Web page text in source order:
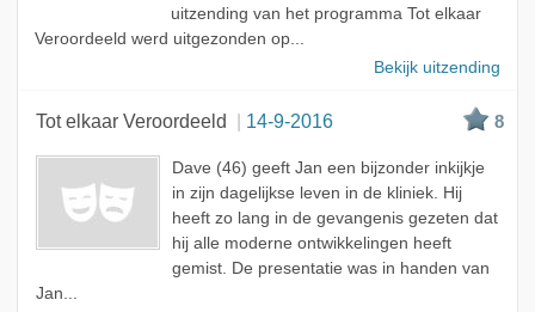
uitzending van het programma Tot elkaar
Veroordeeld werd uitgezonden op...
Bekijk uitzending
Tot elkaar Veroordeeld 14-9-2016 8
Dave (46) geeft Jan een bijzonder inkijkje
in zijn dagelijkse leven in de kliniek. Hij
heeft zo lang in de gevangenis gezeten dat
hij alle moderne ontwikkelingen heeft
gemist. De presentatie was in handen van
Jan...